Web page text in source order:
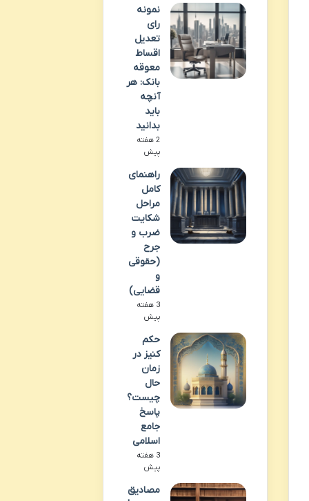
نمونه
رای
تعدیل
اقساط
معوقه
بانک: هر
آنچه
باید
بدانید
2 هفته
پیش
راهنمای
کامل
مراحل
شکایت
ضرب و
جرح
(حقوقی
و
قضایی)
3 هفته
پیش
حکم
کنیز در
زمان
حال
چیست؟
پاسخ
جامع
اسلامی
3 هفته
پیش
مصادیق